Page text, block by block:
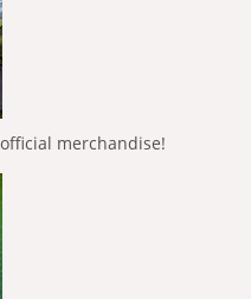
merchandise!